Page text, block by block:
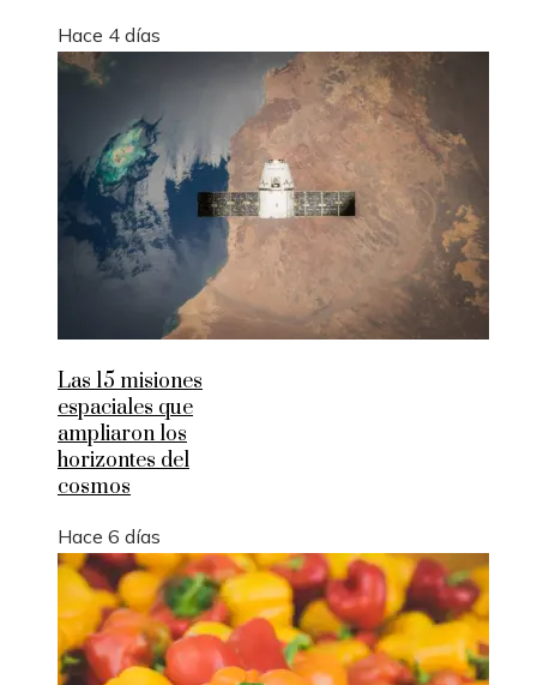
Hace 4 días
Las 15 misiones
espaciales que
ampliaron los
horizontes del
cosmos
Hace 6 días